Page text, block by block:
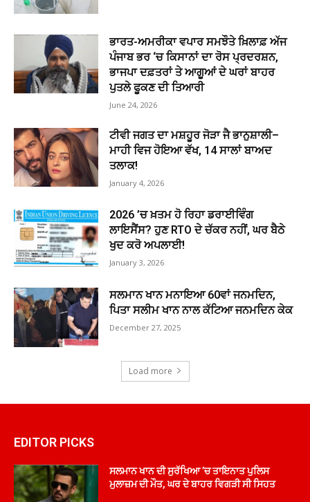
ਭਾਰਤ-ਅਮਰੀਕਾ ਵਪਾਰ ਸਮਝੌਤੇ ਖ਼ਿਲਾਫ਼ ਅੱਜ
ਪੰਜਾਬ ਭਰ ‘ਚ ਕਿਸਾਨਾਂ ਦਾ ਰੋਸ ਪ੍ਰਦਰਸ਼ਨ,
ਭਾਜਪਾ ਦਫ਼ਤਰਾਂ ਤੇ ਆਗੂਆਂ ਦੇ ਘਰਾਂ ਬਾਹਰ
ਪੁਤਲੇ ਫੂਕਣ ਦੀ ਤਿਆਰੀ
June 24, 2026
ਟੀਵੀ ਜਗਤ ਦਾ ਮਸ਼ਹੂਰ ਜੋੜਾ ਜੈ ਭਾਨੁਸ਼ਾਲੀ–
ਮਾਹੀ ਵਿਜ ਹੋਇਆ ਵੱਖ, 14 ਸਾਲਾਂ ਬਾਅਦ
ਤਲਾਕ!
January 4, 2026
2026 ’ਚ ਖ਼ਤਮ ਹੋ ਰਿਹਾ ਡਰਾਈਵਿੰਗ
ਲਾਇਸੈਂਸ? ਹੁਣ RTO ਦੇ ਚੱਕਰ ਨਹੀਂ, ਘਰ ਬੈਠੇ
ਖੁਦ ਕਰੋ ਅਪਲਾਈ!
January 3, 2026
ਸਲਮਾਨ ਖਾਨ ਮਨਾਇਆ 60ਵਾਂ ਜਨਮਦਿਨ,
ਪਿਤਾ ਸਲੀਮ ਖਾਨ ਨਾਲ ਕੱਟਿਆ ਜਨਮਦਿਨ ਕੇਕ
December 27, 2025
Load more
EDITOR PICKS
ਸਲਮਾਨ ਖਾਨ ਦੀ ਸੁਰੱਖਿਆ ’ਚ ਤਾਇਨਾਤ ਪੁਲਿਸ
ਮੁਲਾਜ਼ਮ ਦੀ ਮੌਤ, ਘਰ ਦੇ ਬਾਹਰ ਵਿਗੜੀ ਸੀ ਸਿਹਤ